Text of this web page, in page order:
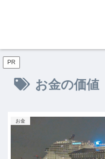
PR
お金の価値
お金